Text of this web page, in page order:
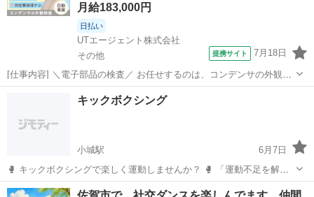
月給183,000円
日払い
UTエージェント株式会社
その他
提携サイト 7月18日
[仕事内容] ＼電子部品の検査／ お任せするのは、コンデンサの外観検
査！ 細かい作業が得意な方にオススメです◎ ＜具体的には…＞ ①完
成した出荷前製品（コンデンサ）をテーピングされた状態で引き出す
②外観にキズや欠け印字...
工場
キックボクシング
小城駅
6月7日
🥊 キックボクシングで楽しく運動しませんか？ 🥊 「運動不足を解消
したい！」 「ストレス発散したい！」 「ダイエットに挑戦したい！」
佐賀 小城市 小城駅 その他